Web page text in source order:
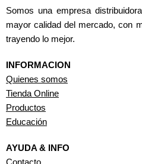
Somos una empresa
mayor calidad del mercado, con
trayendo lo mejor.
INFORMACION
Quienes somos
Tienda Online
Productos
Educación
AYUDA & INFO